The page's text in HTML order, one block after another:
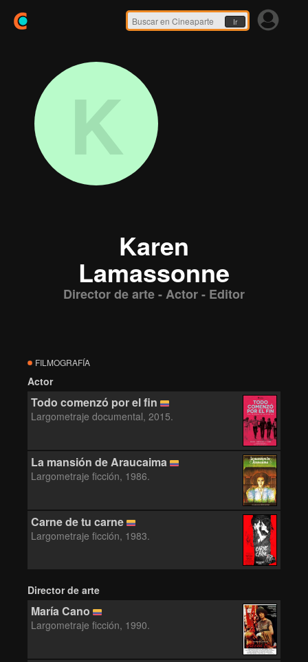
Ir
K
Karen
Lamassonne
Director de arte - Actor - Editor
FILMOGRAFÍA
Actor
Todo comenzó por el fin
Largometraje documental, 2015.
La mansión de Araucaima
Largometraje ficción, 1986.
Carne de tu carne
Largometraje ficción, 1983.
Director de arte
María Cano
Largometraje ficción, 1990.